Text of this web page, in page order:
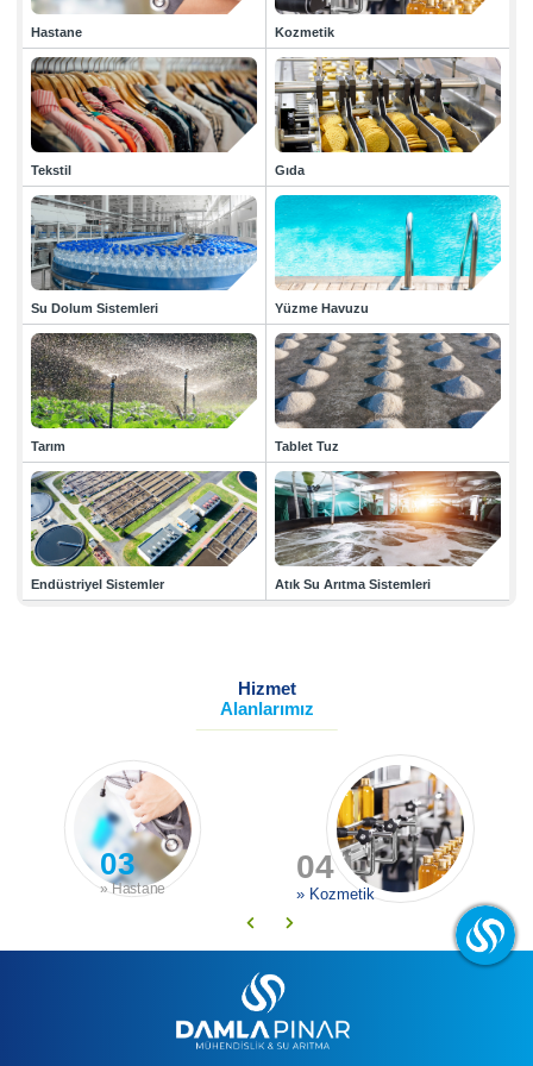
› Kurumsal
› Kurumsal
› Sektörler
› Evsel Sistemler
Endüstriyel Sistemler
› Havuz Sistemleri
› Hizmetlerimiz
Kariyer
İletişim
Hastane Kozmetik
Tekstil Gıda
Su Dolum Sistemleri Yüzme Havuzu
Tarım Tablet Tuz
Endüstriyel Sistemler Atık Su Arıtma Sistemleri
Hizmet
Alanlarımız
03
» Hastane
04
» Kozmetik